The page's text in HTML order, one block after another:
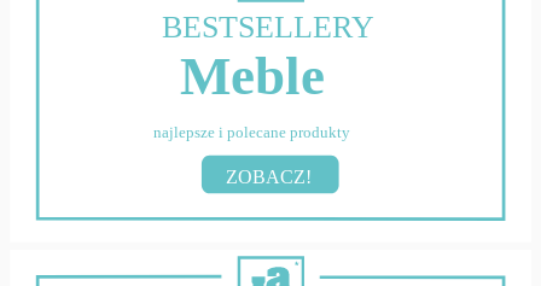
BESTSELLERY
Meble
najlepsze i polecane produkty
ZOBACZ!